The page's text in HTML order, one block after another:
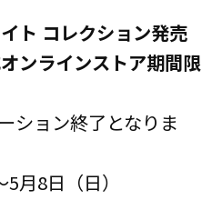
ト コレクション発売
ンラインストア期間限
ション終了となりま
月8日（日）